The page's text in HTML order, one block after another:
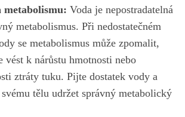
metabolismu: Voda je nepostradatelná
metabolismus. Při nedostatečném
se metabolismus může⁤ zpomalit,
vést k nárůstu hmotnosti nebo
ztráty tuku. Pijte ‍dostatek vody a
tělu⁢ udržet⁣ správný metabolický